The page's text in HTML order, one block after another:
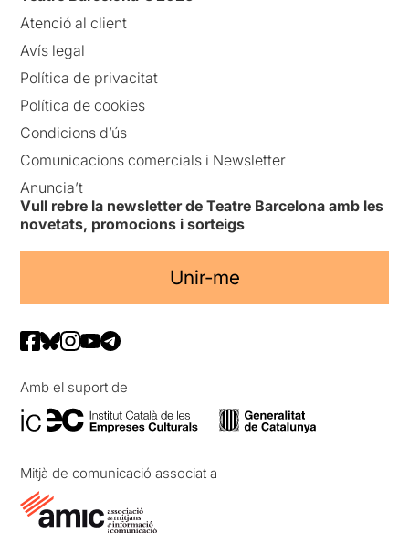
Atenció al client
Avís legal
Política de privacitat
Política de cookies
Condicions d’ús
Comunicacions comercials i Newsletter
Anuncia’t
Vull rebre la newsletter de Teatre Barcelona amb les
novetats, promocions i sorteigs
Unir-me
Amb el suport de
Mitjà de comunicació associat a